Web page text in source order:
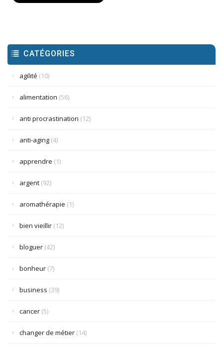
CATÉGORIES
agilité (10)
alimentation (56)
anti procrastination (12)
anti-aging (4)
apprendre (1)
argent (92)
aromathérapie (1)
bien vieillir (12)
bloguer (42)
bonheur (7)
business (39)
cancer (5)
changer de métier (14)